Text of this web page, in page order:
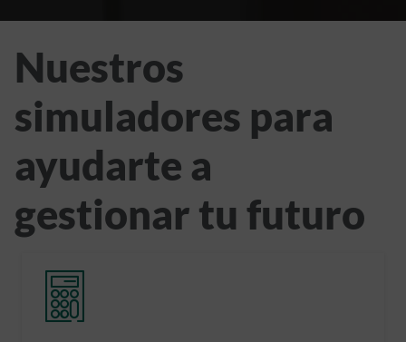
Nuestros
simuladores para
ayudarte a
gestionar tu futuro